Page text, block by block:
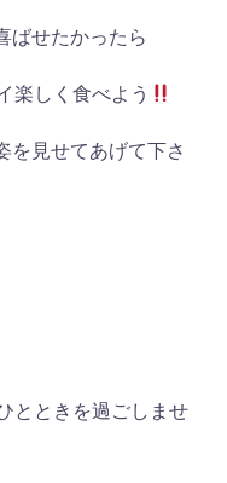
ばせたかったら
楽しく食べよう
を見せてあげて下さ
とときを過ごしませ